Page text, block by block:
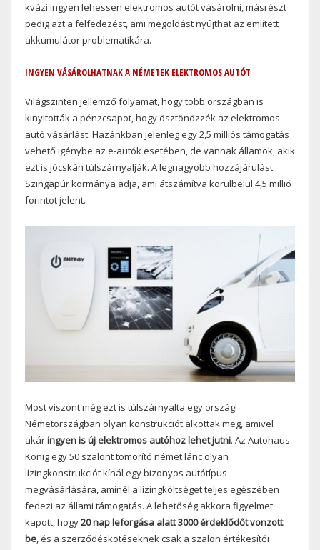
kvázi ingyen lehessen elektromos autót vásárolni, másrészt
pedig azt a felfedezést, ami megoldást nyújthat az említett
akkumulátor problematikára.
INGYEN VÁSÁROLHATNAK A NÉMETEK ELEKTROMOS AUTÓT
Világszinten jellemző folyamat, hogy több országban is
kinyitották a pénzcsapot, hogy ösztönözzék az elektromos
autó vásárlást. Hazánkban jelenleg egy 2,5 milliós támogatás
vehető igénybe az e-autók esetében, de vannak államok, akik
ezt is jócskán túlszárnyalják. A legnagyobb hozzájárulást
Szingapúr kormánya adja, ami átszámítva körülbelül 4,5 millió
forintot jelent.
Most viszont még ezt is túlszárnyalta egy ország!
Németországban olyan konstrukciót alkottak meg, amivel
akáringyen is új elektromos autóhoz lehet jutni. Az Autohaus
Konig egy 50 szalont tömörítő német lánc olyan
lízingkonstrukciót kínál egy bizonyos autótípus
megvásárlására, aminél a lízingköltséget teljes egészében
fedezi az állami támogatás. A lehetőség akkora figyelmet
kapott, hogy20 nap leforgása alatt 3000 érdeklődőt vonzott
be, és a szerződéskötéseknek csak a szalon értékesítői